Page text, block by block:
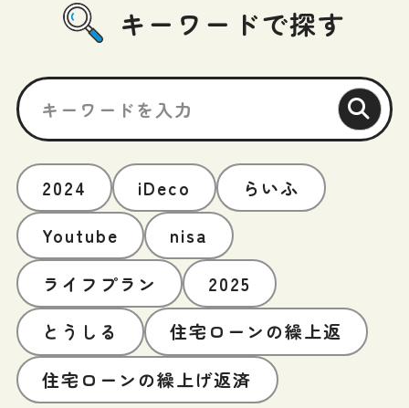
キーワードで探す
2024 iDeco
らいふ
Youtube
nisa
ライフプラン
2025
とうしる
住宅ローンの繰上返
住宅ローンの繰上げ返済